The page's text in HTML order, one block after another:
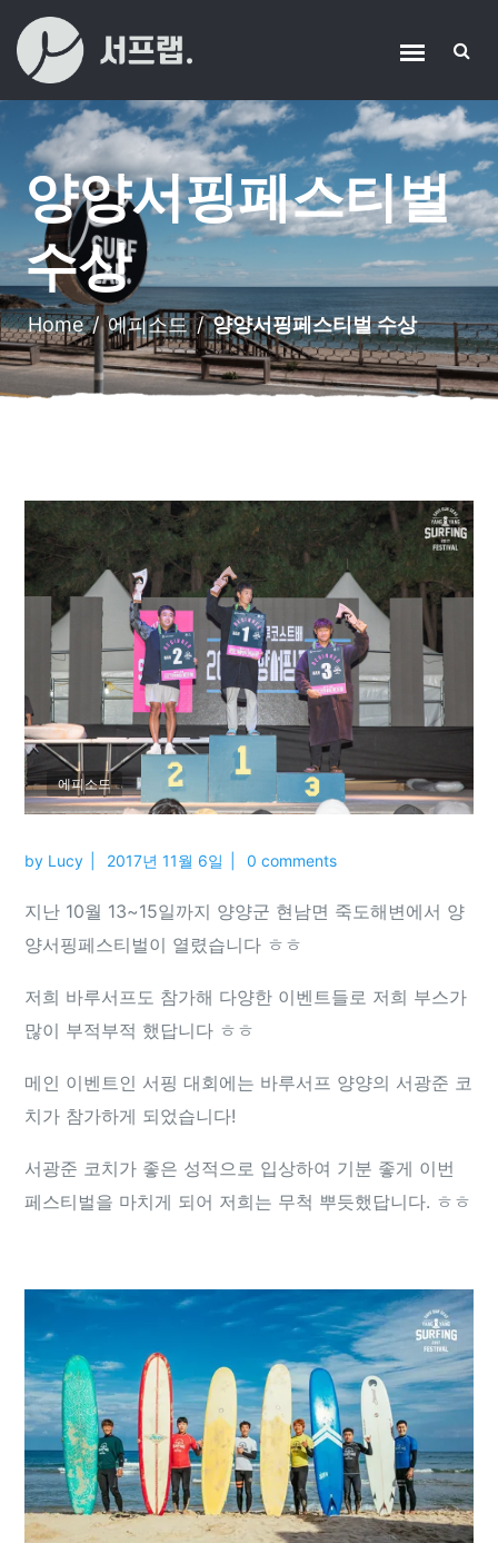
양양서핑페스티벌
수상
Home/에피소드/양양서핑페스티벌 수상
에피소드
by Lucy 2017년 11월 6일 0 comments
지난 10월 13~15일까지 양양군 현남면 죽도해변에서 양
양서핑페스티벌이 열렸습니다 ㅎㅎ
저희 바루서프도 참가해 다양한 이벤트들로 저희 부스가
많이 부적부적 했답니다 ㅎㅎ
메인 이벤트인 서핑 대회에는 바루서프 양양의 서광준 코
치가 참가하게 되었습니다!
서광준 코치가 좋은 성적으로 입상하여 기분 좋게 이번
페스티벌을 마치게 되어 저희는 무척 뿌듯했답니다. ㅎㅎ